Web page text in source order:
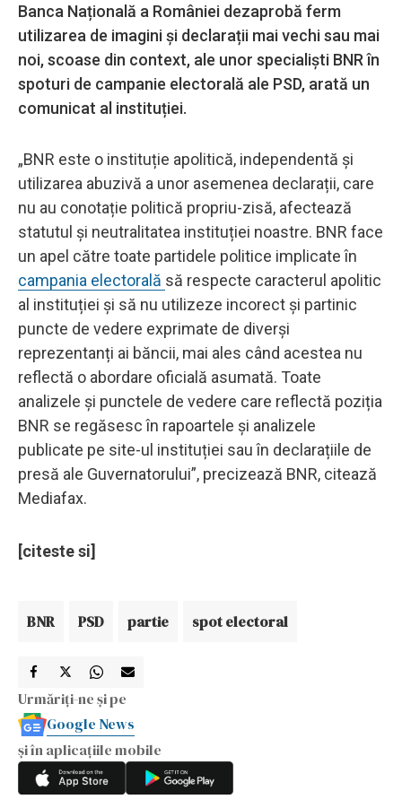
Banca Națională a României dezaprobă ferm
utilizarea de imagini și declarații mai vechi sau mai
noi, scoase din context, ale unor specialiști BNR în
spoturi de campanie electorală ale PSD, arată un
comunicat al instituției.
„BNR este o instituție apolitică, independentă și
utilizarea abuzivă a unor asemenea declarații, care
nu au conotație politică propriu-zisă, afectează
statutul și neutralitatea instituției noastre. BNR face
un apel către toate partidele politice implicate în
campania electorală să respecte caracterul apolitic
al instituției și să nu utilizeze incorect și partinic
puncte de vedere exprimate de diverși
reprezentanți ai băncii, mai ales când acestea nu
reflectă o abordare oficială asumată. Toate
analizele și punctele de vedere care reflectă poziția
BNR se regăsesc în rapoartele și analizele
publicate pe site-ul instituției sau în declarațiile de
presă ale Guvernatorului”, precizează BNR, citează
Mediafax.
[citeste si]
BNR PSD partie spot electoral
Urmăriți-ne și pe
Google News
și în aplicațiile mobile